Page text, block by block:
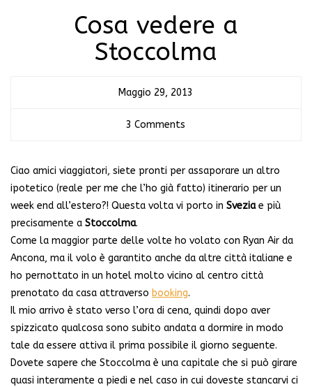
Cosa vedere a
Stoccolma
Maggio 29, 2013
3 Comments
Ciao amici viaggiatori, siete pronti per assaporare un altro
ipotetico (reale per me che l’ho già fatto) itinerario per un
week end all’estero?! Questa volta vi porto in Sveziae più
precisamente a Stoccolma.
Come la maggior parte delle volte ho volato con Ryan Air da
Ancona, ma il volo è garantito anche da altre città italiane e
ho pernottato in un hotel molto vicino al centro città
prenotato da casa attraverso booking.
Il mio arrivo è stato verso l’ora di cena, quindi dopo aver
spizzicato qualcosa sono subito andata a dormire in modo
tale da essere attiva il prima possibile il giorno seguente.
Dovete sapere che Stoccolma è una capitale che si può girare
quasi interamente a piedi e nel caso in cui doveste stancarvi ci